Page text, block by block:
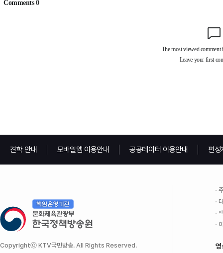
견학 안내 모바일앱 이용안내 공공데이터 이용안내 편성
Copyrightⓒ KTV국민방송. All Rights Reserved. 영